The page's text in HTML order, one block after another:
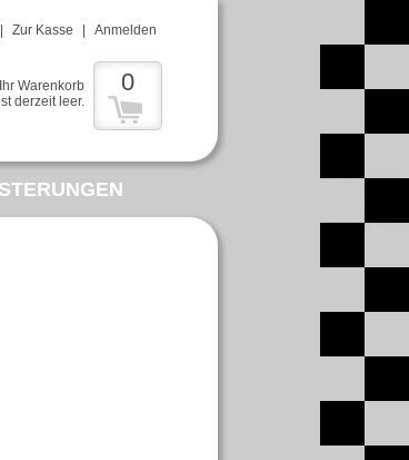
Zur Kasse Anmelden
Ihr Warenkorb
derzeit leer.
0